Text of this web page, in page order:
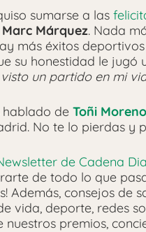
sumarse a las
Marc Márquez. Nada
más éxitos
su honestidad le jugó
un partido en mi
hablado de Toñi Moreno
No te lo pierdas y
de Cadena
de todo lo que
Además, consejos de
vida, deporte, redes
nuestros premios,